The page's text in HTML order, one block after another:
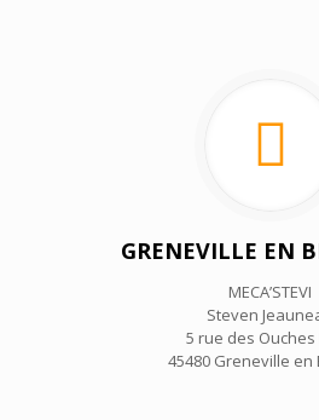
GRENEVILLE EN
MECA’STEVI
Steven
5 rue des Ouches
45480 Greneville en